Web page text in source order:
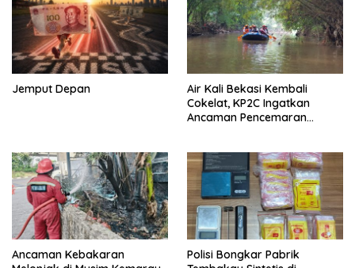
Jemput Depan
Air Kali Bekasi Kembali
Cokelat, KP2C Ingatkan
Ancaman Pencemaran
Ancaman Kebakaran
Polisi Bongkar Pabrik